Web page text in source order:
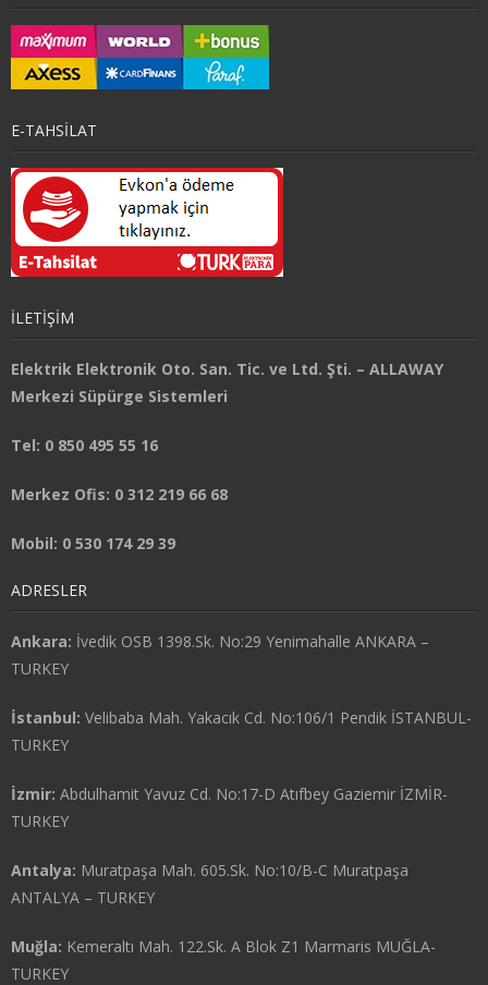
İletişim / Yardım
E-TAHSİLAT
İLETİŞİM
Elektrik Elektronik Oto. San. Tic. ve Ltd. Şti. – ALLAWAY
Merkezi Süpürge Sistemleri
Tel: 0 850 495 55 16
Merkez Ofis: 0 312 219 66 68
Mobil: 0 530 174 29 39
ADRESLER
Ankara: İvedik OSB 1398.Sk. No:29 Yenimahalle ANKARA –
TURKEY
İstanbul: Velibaba Mah. Yakacık Cd. No:106/1 Pendik İSTANBUL-
TURKEY
İzmir: Abdulhamit Yavuz Cd. No:17-D Atıfbey Gaziemir İZMİR-
TURKEY
Antalya: Muratpaşa Mah. 605.Sk. No:10/B-C Muratpaşa
ANTALYA – TURKEY
Muğla: Kemeraltı Mah. 122.Sk. A Blok Z1 Marmaris MUĞLA-
TURKEY